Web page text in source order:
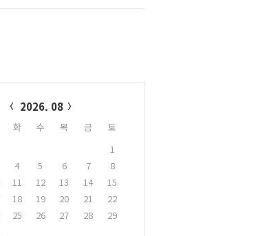
2026. 08
화 수 목 금
토
1
4 5 6 7
8
11 12 13 14
15
18 19 20 21
22
25 26 27 28
29